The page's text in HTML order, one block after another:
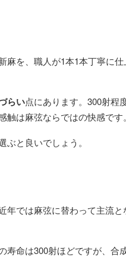
麻を、職人が1本1本丁寧に
らい点にあります。300射程
は麻弦ならではの快感です。
と良いでしょう。
年では麻弦に替わって主流
命は300射ほどですが、合